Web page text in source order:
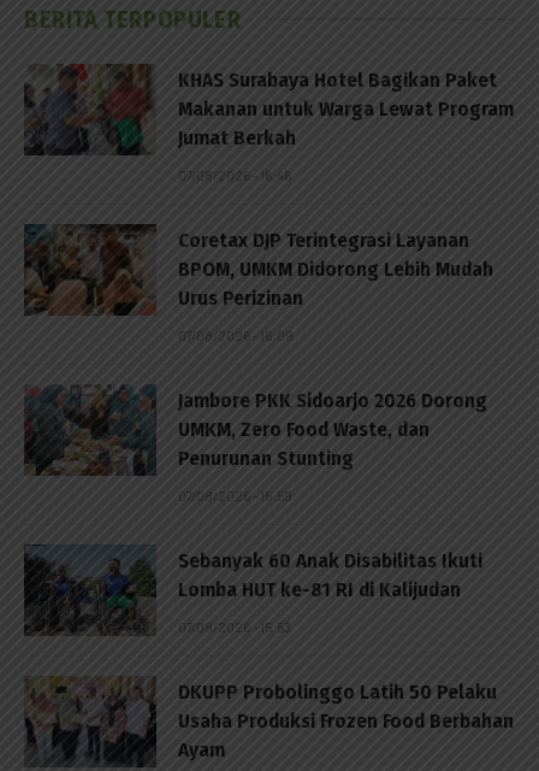
BERITA TERPOPULER
KHAS Surabaya Hotel Bagikan Paket
Makanan untuk Warga Lewat Program
Jumat Berkah
07/08/2026 - 16:46
Coretax DJP Terintegrasi Layanan
BPOM, UMKM Didorong Lebih Mudah
Urus Perizinan
07/08/2026 - 16:09
Jambore PKK Sidoarjo 2026 Dorong
UMKM, Zero Food Waste, dan
Penurunan Stunting
07/08/2026 - 15:59
Sebanyak 60 Anak Disabilitas Ikuti
Lomba HUT ke-81 RI di Kalijudan
07/08/2026 - 15:53
DKUPP Probolinggo Latih 50 Pelaku
Usaha Produksi Frozen Food Berbahan
Ayam